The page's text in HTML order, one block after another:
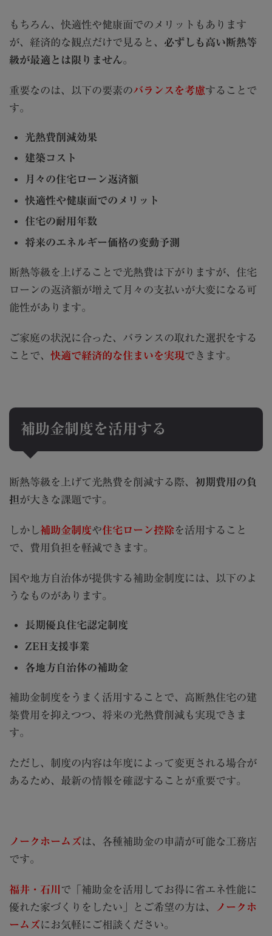
もちろん、快適性や健康面でのメリットもあります
が、経済的な観点だけで見ると、 必ずしも高い断熱等
級が最適とは限りません。
重要なのは、以下の要素のバランスを考慮することで
す。
光熱費削減効果
建築コスト
月々の住宅ローン返済額
快適性や健康面でのメリット
住宅の耐用年数
将来のエネルギー価格の変動予測
断熱等級を上げることで光熱費は下がりますが、住宅
ローンの返済額が増えて月々の支払いが大変になる可
能性があります。
ご家庭の状況に合った、バランスの取れた選択をする
ことで、 快適で経済的な住まいを実現できます。
補助金制度を活用する
断熱等級を上げて光熱費を削減する際、 初期費用の負
担が大きな課題です。
しかし補助金制度や住宅ローン控除を活用すること
で、費用負担を軽減できます。
国や地方自治体が提供する補助金制度には、以下のよ
うなものがあります。
長期優良住宅認定制度
ZEH支援事業
各地方自治体の補助金
補助金制度をうまく活用することで、高断熱住宅の建
築費用を抑えつつ、将来の光熱費削減も実現できま
す。
ただし、制度の内容は年度によって変更される場合が
あるため、最新の情報を確認することが重要です。
ノークホームズは、各種補助金の申請が可能な工務店
です。
福井・石川 で「補助金を活用してお得に省エネ性能に
優れた家づくりをしたい」とご希望の方は、
ノークホ
ームズにお気軽にご相談ください。